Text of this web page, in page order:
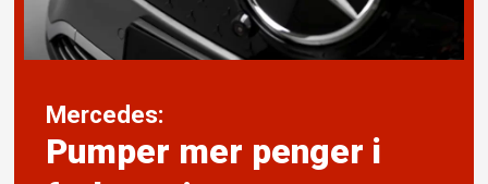
Mercedes:
Pumper mer penger i